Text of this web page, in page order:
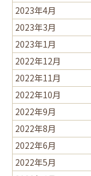
2023年4月
2023年3月
2023年1月
2022年12月
2022年11月
2022年10月
2022年9月
2022年8月
2022年6月
2022年5月